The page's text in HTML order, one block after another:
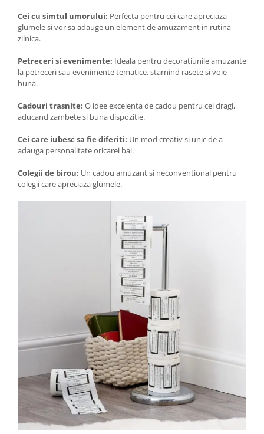
Cei cu simtul umorului: Perfecta pentru cei care apreciaza
glumele si vor sa adauge un element de amuzament in rutina
zilnica.
Petreceri si evenimente: Ideala pentru decoratiunile amuzante
la petreceri sau evenimente tematice, starnind rasete si voie
buna.
Cadouri trasnite: O idee excelenta de cadou pentru cei dragi,
aducand zambete si buna dispozitie.
Cei care iubesc sa fie diferiti: Un mod creativ si unic de a
adauga personalitate oricarei bai.
Colegii de birou: Un cadou amuzant si neconventional pentru
colegii care apreciaza glumele.